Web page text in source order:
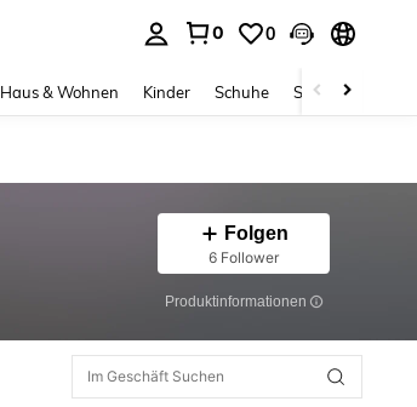
0 0
Haus & Wohnen Kinder Schuhe Schmuck &
Folgen
6 Follower
Produktinformationen